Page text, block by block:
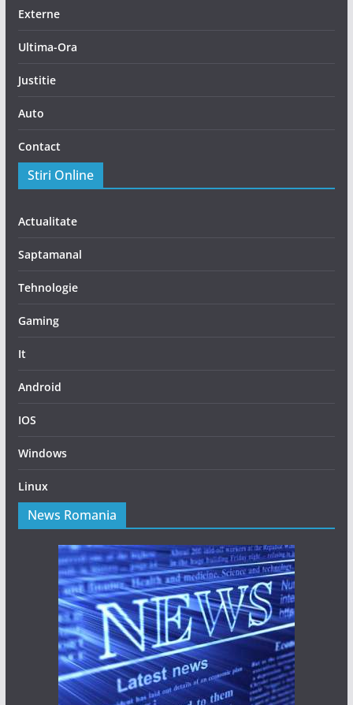
Externe
Ultima-Ora
Justitie
Auto
Contact
Stiri Online
Actualitate
Saptamanal
Tehnologie
Gaming
It
Android
IOS
Windows
Linux
News Romania